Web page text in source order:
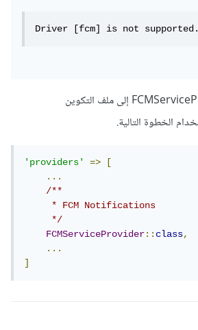
Driver [fcm] is not supported.
قم بإضافة فئة FCMServiceProvider إلى ملف التكوين
'providers' =>
[
...
/**
     * FCM Notifications
     */
FCMServiceProvider::class,
...
]